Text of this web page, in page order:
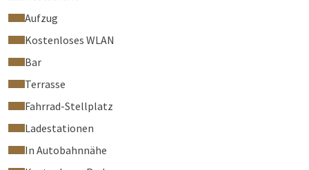
Aufzug
Kostenloses WLAN
Bar
Terrasse
Fahrrad-Stellplatz
Ladestationen
In Autobahnnähe